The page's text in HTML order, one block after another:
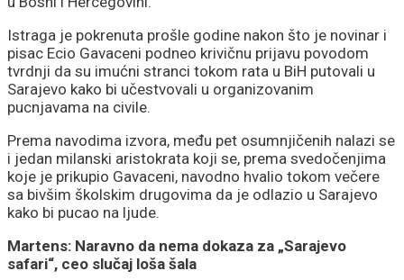
Istraga je pokrenuta prošle godine nakon što je novinar i
pisac Ecio Gavaceni podneo krivičnu prijavu povodom
tvrdnji da su imućni stranci tokom rata u BiH putovali u
Sarajevo kako bi učestvovali u organizovanim
pucnjavama na civile.
Prema navodima izvora, među pet osumnjičenih nalazi se
i jedan milanski aristokrata koji se, prema svedočenjima
koje je prikupio Gavaceni, navodno hvalio tokom večere
sa bivšim školskim drugovima da je odlazio u Sarajevo
kako bi pucao na ljude.
Martens: Naravno da nema dokaza za „Sarajevo
safari“, ceo slučaj loša šala